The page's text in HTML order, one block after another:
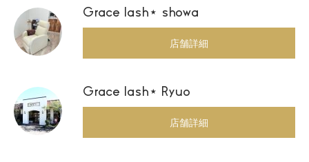
Grace lash⋆ showa
店舗詳細
Grace lash⋆ Ryuo
店舗詳細